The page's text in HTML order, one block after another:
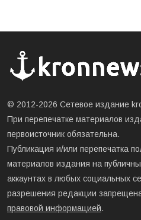
© 2012-2026 Сетевое издание
При перепечатке материалов
первоисточник обязательна.
Публикация и/или перепечатка
материалов издания на
аккаунтах в любых социальных
разрешения редакции
правовой информацией.